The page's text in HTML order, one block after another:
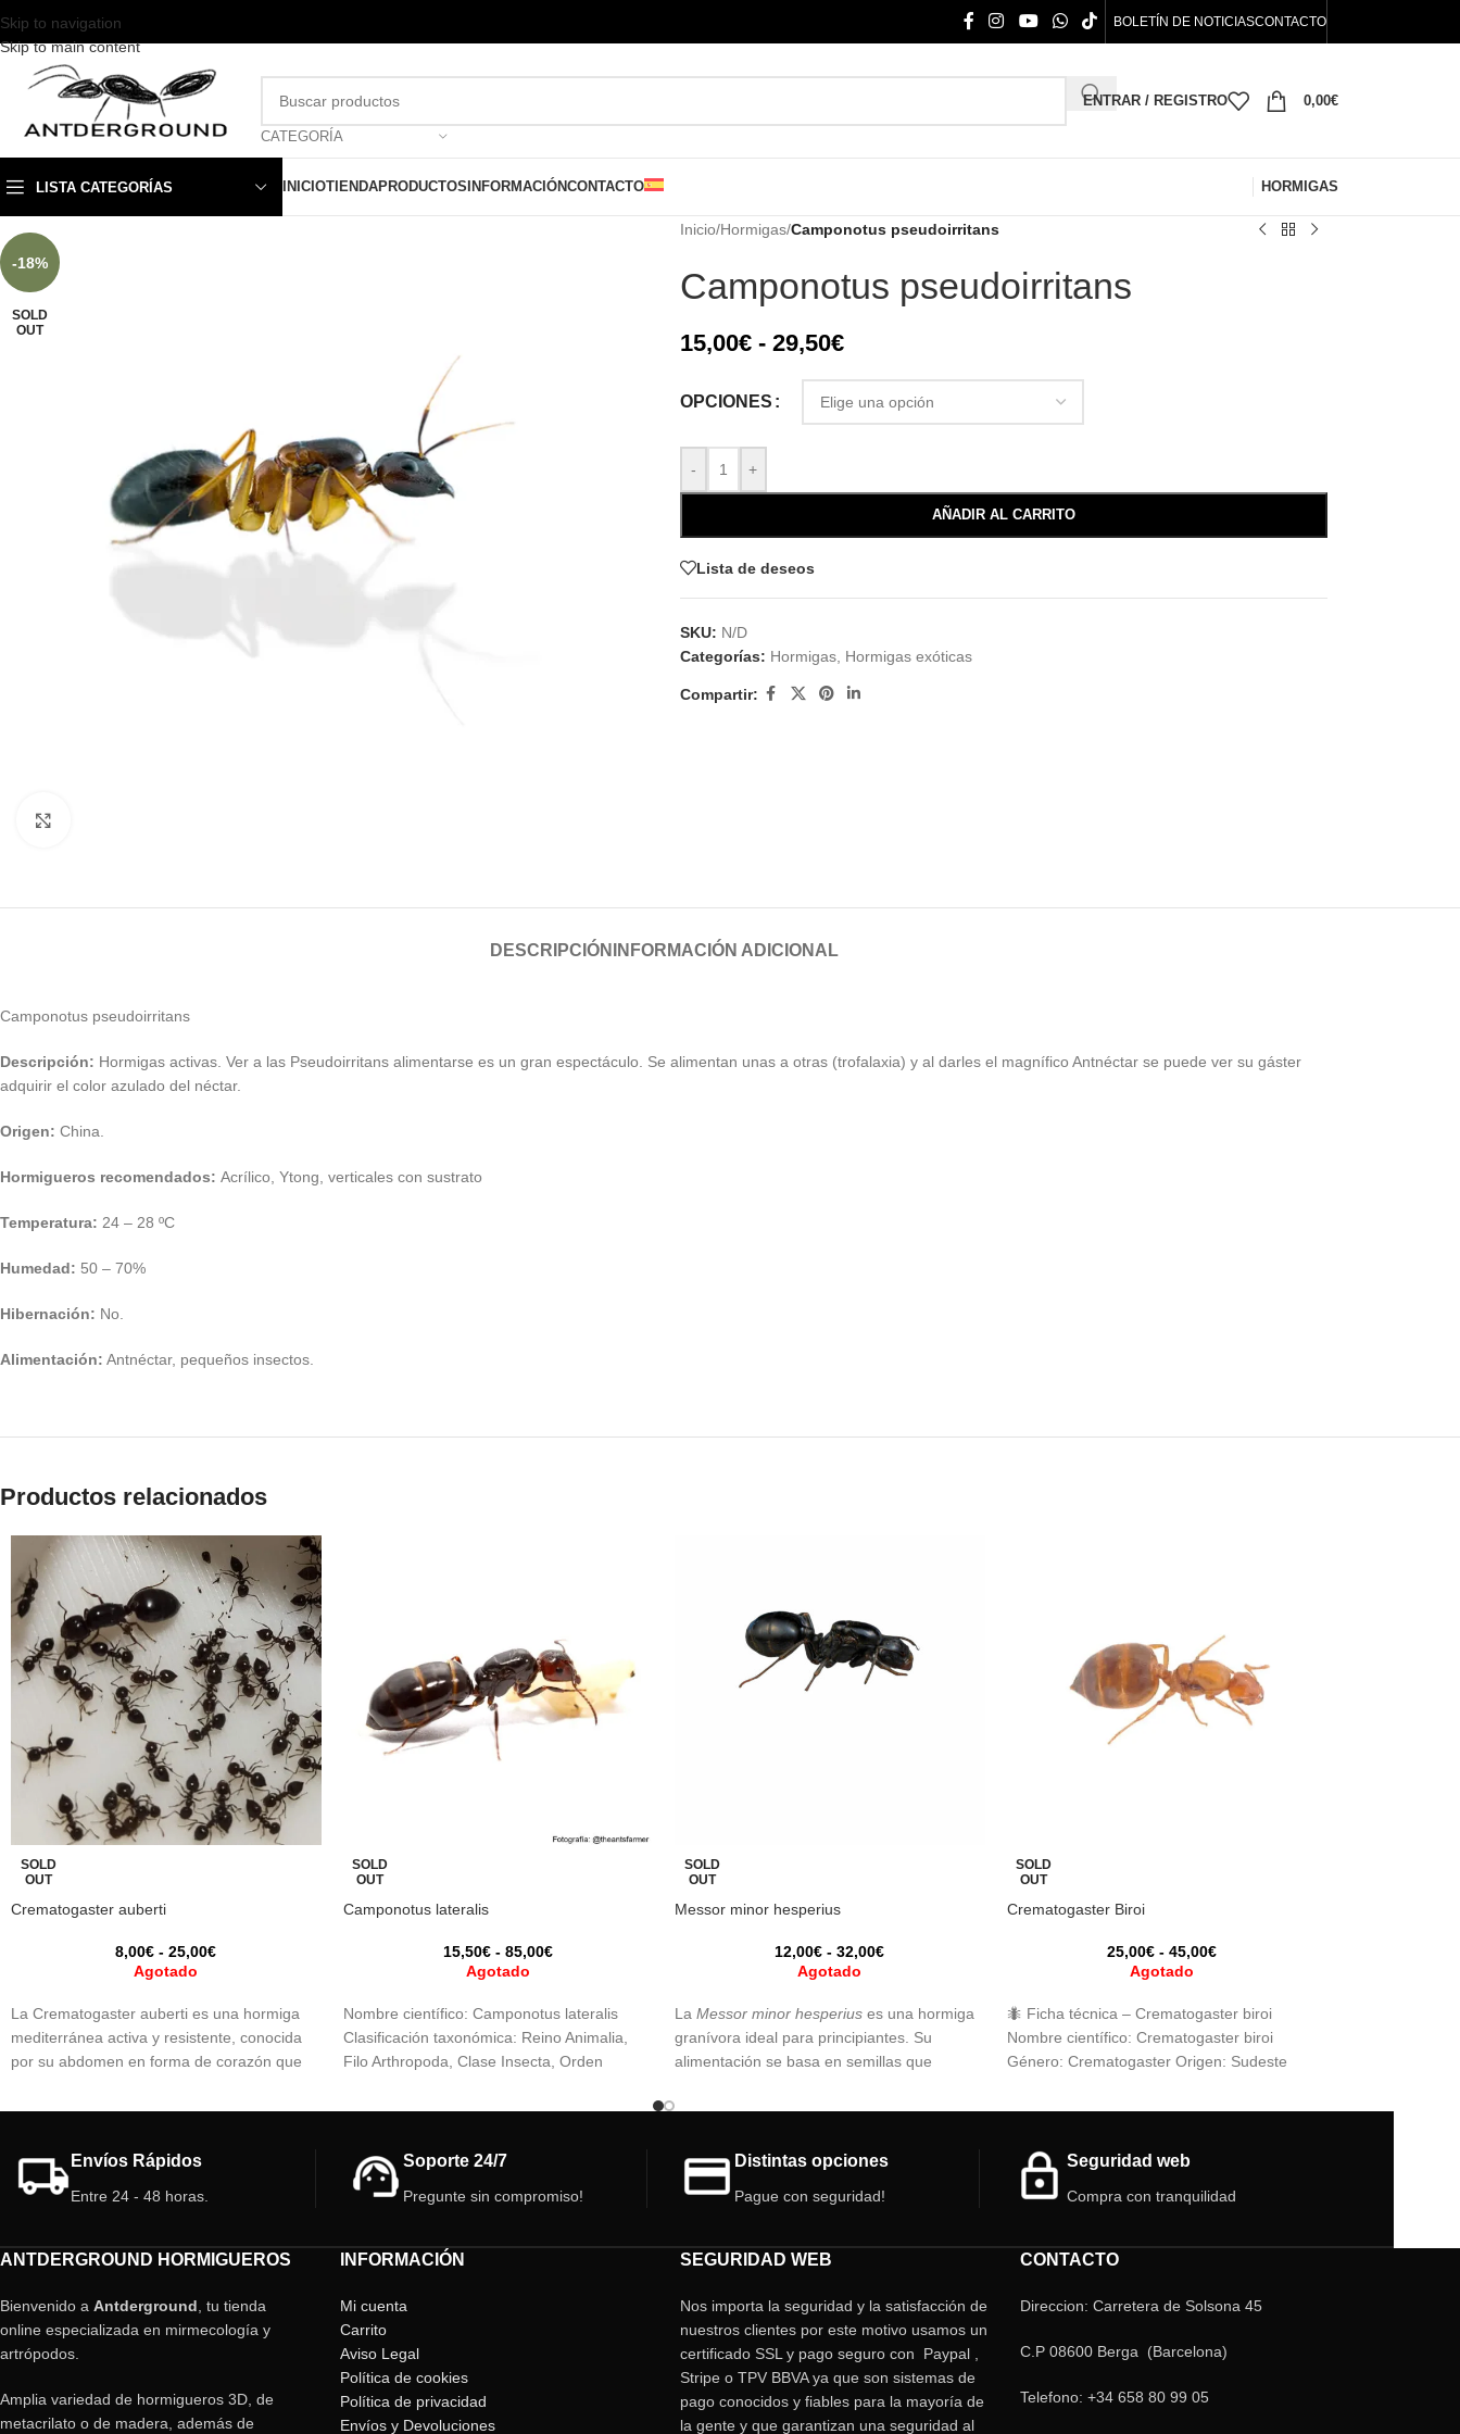
Skip to navigation
Skip to main content
BOLETÍN DE NOTICIASCONTACTO
CATEGORÍA
ENTRAR / REGISTRO 0,00€
LISTA CATEGORÍAS INICIOTIENDAPRODUCTOS INFORMACIÓNCONTACTO HORMIGAS
-18%
SOLD
OUT
Inicio/Hormigas/Camponotus pseudoirritans
Camponotus pseudoirritans
15,00€ - 29,50€
OPCIONES
- +
AÑADIR AL CARRITO
Lista de deseos
SKU: N/D
Categorías: Hormigas, Hormigas exóticas
Compartir:
DESCRIPCIÓN INFORMACIÓN ADICIONAL
Camponotus pseudoirritans
Descripción: Hormigas activas. Ver a las Pseudoirritans alimentarse es un gran espectáculo. Se alimentan unas a otras (trofalaxia) y al darles el magnífico Antnéctar se puede ver su gáster
adquirir el color azulado del néctar.
Origen: China.
Hormigueros recomendados: Acrílico, Ytong, verticales con sustrato
Temperatura: 24 – 28 ºC
Humedad: 50 – 70%
Hibernación: No.
Alimentación: Antnéctar, pequeños insectos.
Productos relacionados
SOLD
OUT
Crematogaster auberti
8,00€ - 25,00€
Agotado
La Crematogaster auberti es una hormiga
mediterránea activa y resistente, conocida
por su abdomen en forma de corazón que
eficaz, crece rápido y forma colonias
observar comportamiento dinámico y
natural.
SOLD
OUT
Camponotus lateralis
15,50€ - 85,00€
Agotado
Nombre científico: Camponotus lateralis
Clasificación taxonómica: Reino Animalia,
Filo Arthropoda, Clase Insecta, Orden
Subfamilia Formicinae, Género
SOLD
OUT
Messor minor hesperius
12,00€ - 32,00€
Agotado
La Messor minor hesperius es una hormiga
granívora ideal para principiantes. Su
alimentación se basa en semillas que
hormiga”. Fácil de cuidar y con un
una experiencia fascinante para observar el
mundo de las hormigas.
SOLD
OUT
Crematogaster Biroi
25,00€ - 45,00€
Agotado
🐜 Ficha técnica – Crematogaster biroi
Nombre científico: Crematogaster biroi
Género: Crematogaster Origen: Sudeste
tropicales) Tamaño:
Envíos Rápidos
Entre 24 - 48 horas.
Soporte 24/7
Pregunte sin compromiso!
Distintas opciones
Pague con seguridad!
Seguridad web
Compra con tranquilidad
ANTDERGROUND HORMIGUEROS
Bienvenido a Antderground , tu tienda
online especializada en mirmecología y
artrópodos.
Amplia variedad de hormigueros 3D, de
metacrilato o de madera, además de
INFORMACIÓN
Mi cuenta
Carrito
Aviso Legal
Política de cookies
Política de privacidad
Envíos y Devoluciones
SEGURIDAD WEB
Nos importa la seguridad y la satisfacción de
nuestros clientes por este motivo usamos un
certificado SSL y pago seguro con Paypal ,
Stripe o TPV BBVA ya que son sistemas de
pago conocidos y fiables para la mayoría de
la gente y que garantizan una seguridad al
CONTACTO
Direccion: Carretera de Solsona 45
C.P 08600 Berga (Barcelona)
Telefono: +34 658 80 99 05